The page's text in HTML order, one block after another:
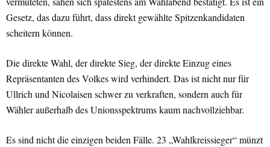
Gesetz, das dazu führt, dass direkt gewählte Spitzenkandidaten
scheitern können.
Die direkte Wahl, der direkte Sieg, der direkte Einzug eines
Repräsentanten des Volkes wird verhindert. Das ist nicht nur für
Ullrich und Nicolaisen schwer zu verkraften, sondern auch für
Wähler außerhalb des Unionsspektrums kaum nachvollziehbar.
Es sind nicht die einzigen beiden Fälle. 23 „Wahlkreissieger“ münzt